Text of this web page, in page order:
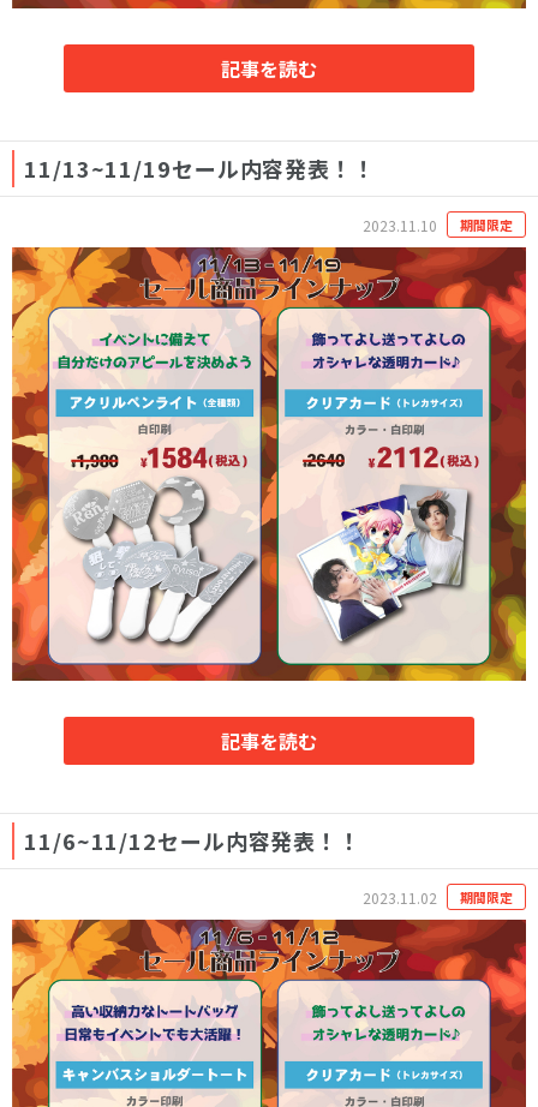
記事を読む
記事を読む
11/13~11/19セール内容発表！！
2023.11.10 期間限定
11/6~11/12セール内容発表！！
2023.11.02 期間限定